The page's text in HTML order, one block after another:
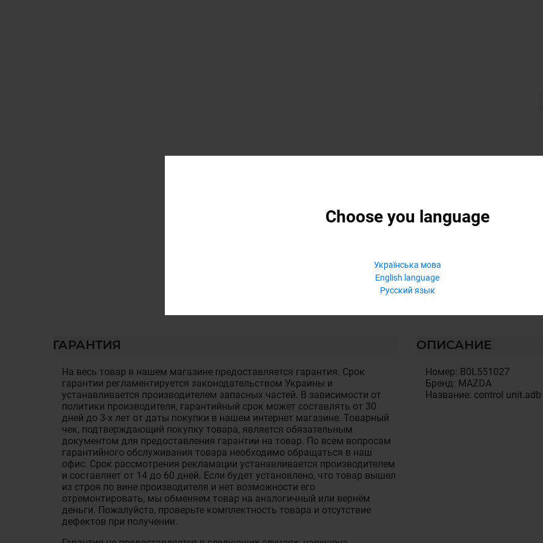
Choose you language
Українська мова
English language
Русский язык
ГАРАНТИЯ
На весь товар в нашем магазине предоставляется гарантия. Срок
гарантии регламентируется законодательством Украины и
устанавливается производителем запасных частей. В зависимости от
политики производителя, гарантийный срок может составлять от 30
дней до 3-х лет от даты покупки в нашем интернет магазине. Товарный
чек, подтверждающий покупку товара, является обязательным
документом для предоставления гарантии на товар. По всем вопросам
гарантийного обслуживания товара необходимо обращаться в наш
офис. Срок рассмотрения рекламации устанавливается производителем
и составляет от 14 до 60 дней. Если будет установлено, что товар вышел
из строя по вине производителя и нет возможности его
отремонтировать, мы обменяем товар на аналогичный или вернём
деньги. Пожалуйста, проверьте комплектность товара и отсутствие
дефектов при получении.
ОПИСАНИЕ
Номер: B0L551027
Бренд: MAZDA
Название: control unit.adb